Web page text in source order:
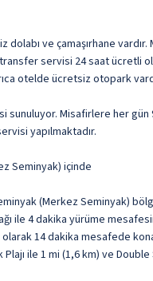
dolabı ve çamaşırhane
transfer servisi 24 saat ücretli
otelde ücretsiz otopark
sunuluyor. Misafirlere her gün
yapılmaktadır.
Seminyak) içinde
(Merkez Seminyak)
ile 4 dakika yürüme
olarak 14 dakika mesafede
ile 1 mi (1,6 km) ve Double